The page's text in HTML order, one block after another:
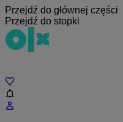
Przejdź do głównej części
Przejdź do stopki